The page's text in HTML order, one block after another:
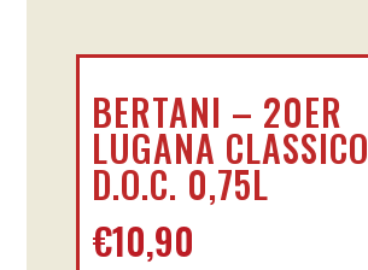
BERTANI – 20ER
LUGANA CLASSICO
D.O.C. 0,75L
€10,90